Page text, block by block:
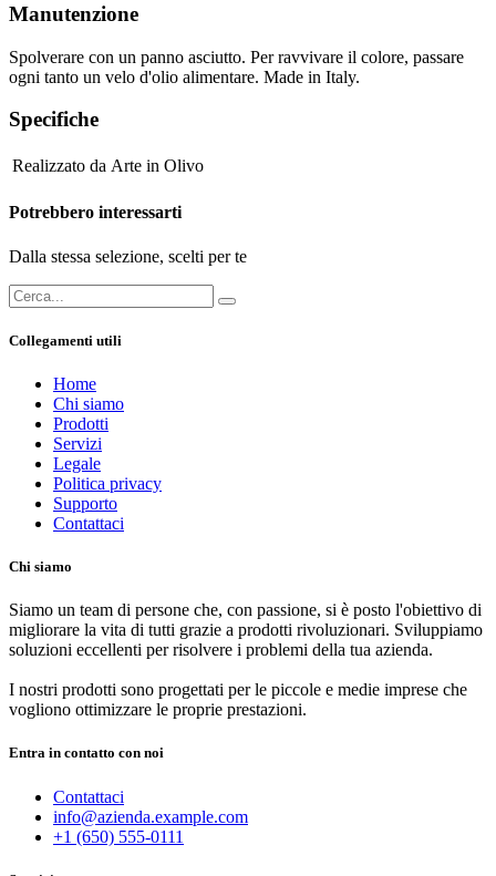
Manutenzione
Spolverare con un panno asciutto. Per ravvivare il colore, passare
ogni tanto un velo d'olio alimentare. Made in Italy.
Specifiche
Realizzato da Arte in Olivo
Potrebbero interessarti
Dalla stessa selezione, scelti per te
Collegamenti utili
Home
Chi siamo
Prodotti
Servizi
Legale
Politica privacy
Supporto
Contattaci
Chi siamo
Siamo un team di persone che, con passione, si è posto l'obiettivo di
migliorare la vita di tutti grazie a prodotti rivoluzionari. Sviluppiamo
soluzioni eccellenti per risolvere i problemi della tua azienda.
I nostri prodotti sono progettati per le piccole e medie imprese che
vogliono ottimizzare le proprie prestazioni.
Entra in contatto con noi
Contattaci
info@azienda.example.com
+1 (650) 555-0111